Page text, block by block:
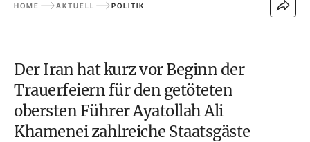
HOME AKTUELL POLITIK
Der Iran hat kurz vor Beginn der
Trauerfeiern für den getöteten
obersten Führer Ayatollah Ali
Khamenei zahlreiche Staatsgäste